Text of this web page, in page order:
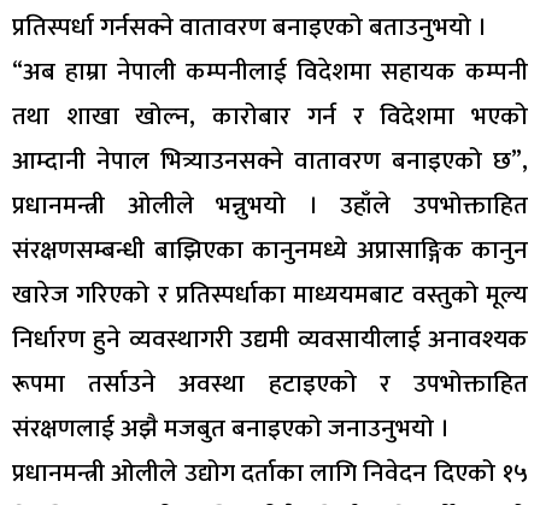
प्रतिस्पर्धा गर्नसक्ने वातावरण बनाइएको बताउनुभयो ।
“अब हाम्रा नेपाली कम्पनीलाई विदेशमा सहायक कम्पनी
तथा शाखा खोल्न, कारोबार गर्न र विदेशमा भएको
आम्दानी नेपाल भित्र्याउनसक्ने वातावरण बनाइएको छ”,
प्रधानमन्त्री ओलीले भन्नुभयो । उहाँले उपभोक्ताहित
संरक्षणसम्बन्धी बाझिएका कानुनमध्ये अप्रासाङ्गिक कानुन
खारेज गरिएको र प्रतिस्पर्धाका माध्ययमबाट वस्तुको मूल्य
निर्धारण हुने व्यवस्थागरी उद्यमी व्यवसायीलाई अनावश्यक
रूपमा तर्साउने अवस्था हटाइएको र उपभोक्ताहित
संरक्षणलाई अझै मजबुत बनाइएको जनाउनुभयो ।
प्रधानमन्त्री ओलीले उद्योग दर्ताका लागि निवेदन दिएको १५